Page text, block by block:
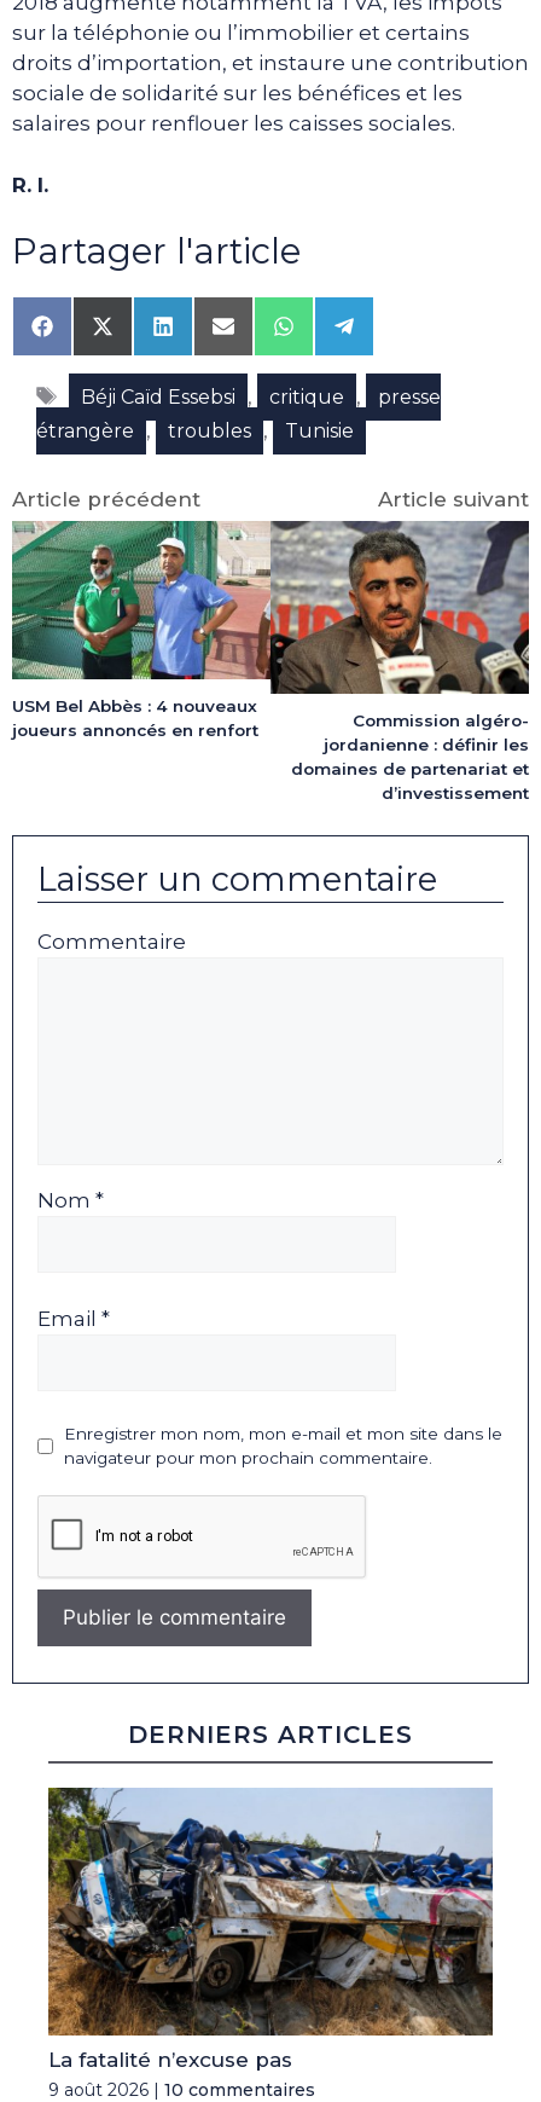
sur la téléphonie ou l’immobilier et certains
droits d’importation, et instaure une contribution
sociale de solidarité sur les bénéfices et les
salaires pour renflouer les caisses sociales.
R. I.
Partager l'article
Share
on
Facebook
Share
on
X
(Twitter)
Share
on
LinkedIn
Share
on
Email
Share
on
WhatsApp
Share
on
Telegram
Étiquettes
Béji Caïd Essebsi , critique ,
presse
étrangère
, troubles , Tunisie
Article précédent
USM Bel Abbès : 4 nouveaux
joueurs annoncés en renfort
Article suivant
Commission algéro-
jordanienne : définir les
domaines de partenariat et
d’investissement
Laisser un commentaire
Commentaire
Nom *
Email *
Enregistrer mon nom, mon e-mail et mon site dans le
navigateur pour mon prochain commentaire.
DERNIERS ARTICLES
La fatalité n’excuse pas
9 août 2026 | 10 commentaires